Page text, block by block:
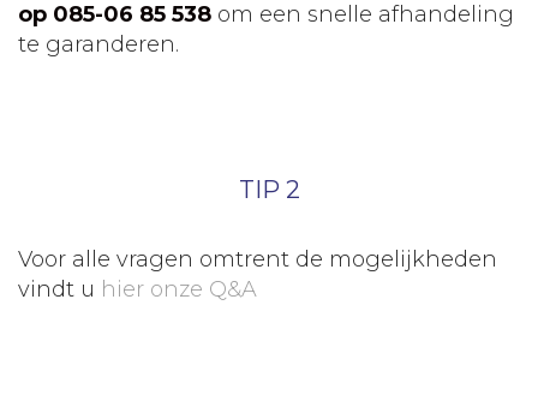
op 085-06 85 538 om een snelle afhandeling
te garanderen.
TIP 2
Voor alle vragen omtrent de mogelijkheden
vindt u hier onze Q&A